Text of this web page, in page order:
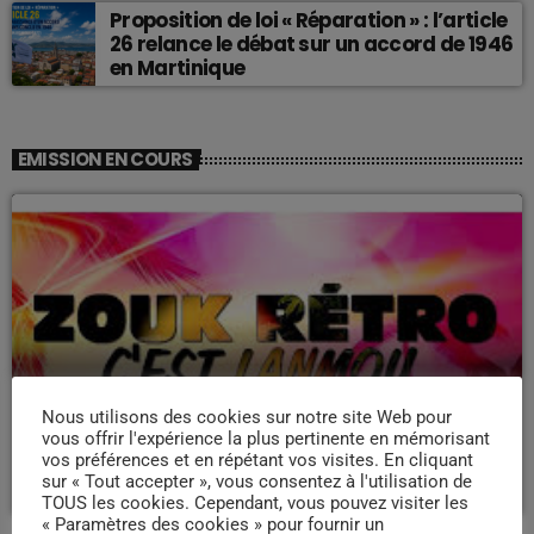
Proposition de loi « Réparation » : l’article
26 relance le débat sur un accord de 1946
en Martinique
EMISSION EN COURS
Nostalgie retro
19:00 - 22:00 more_vert
Nous utilisons des cookies sur notre site Web pour
vous offrir l'expérience la plus pertinente en mémorisant
vos préférences et en répétant vos visites. En cliquant
sur « Tout accepter », vous consentez à l'utilisation de
TOUS les cookies. Cependant, vous pouvez visiter les
« Paramètres des cookies » pour fournir un